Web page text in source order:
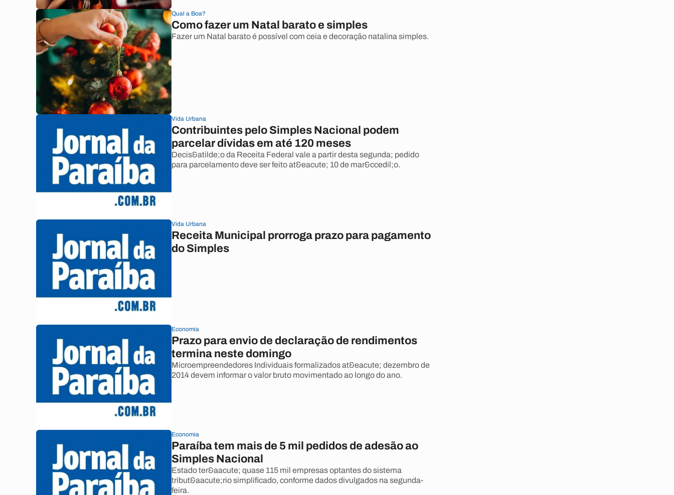
Qual a Boa?
Como fazer um Natal barato e simples
Fazer um Natal barato é possível com ceia e decoração natalina simples.
Vida Urbana
Contribuintes pelo Simples Nacional podem
parcelar dívidas em até 120 meses
Decis&atilde;o da Receita Federal vale a partir desta segunda; pedido
para parcelamento deve ser feito at&eacute; 10 de mar&ccedil;o.
Vida Urbana
Receita Municipal prorroga prazo para pagamento
do Simples
Economia
Prazo para envio de declaração de rendimentos
termina neste domingo
Microempreendedores Individuais formalizados at&eacute; dezembro de
2014 devem informar o valor bruto movimentado ao longo do ano.
Economia
Paraíba tem mais de 5 mil pedidos de adesão ao
Simples Nacional
Estado ter&aacute; quase 115 mil empresas optantes do sistema
tribut&aacute;rio simplificado, conforme dados divulgados na segunda-
feira.